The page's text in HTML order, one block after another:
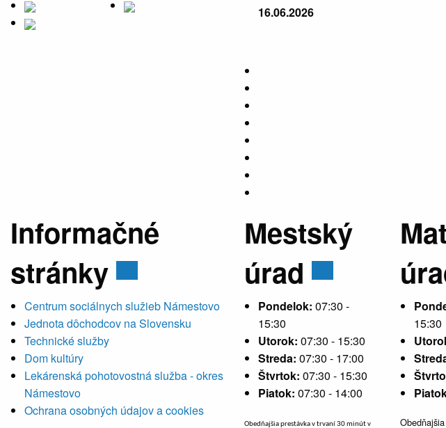
16.06.2026
Informačné
stránky
Centrum sociálnych služieb Námestovo
Jednota dôchodcov na Slovensku
Technické služby
Dom kultúry
Lekárenská pohotovostná služba - okres
Námestovo
Ochrana osobných údajov a cookies
Mestský
úrad
Pondelok: 07:30 -
15:30
Utorok: 07:30 - 15:30
Streda: 07:30 - 17:00
Štvrtok: 07:30 - 15:30
Piatok: 07:30 - 14:00
Obedňajšia prestávka v trvaní 30 minút v
15:30